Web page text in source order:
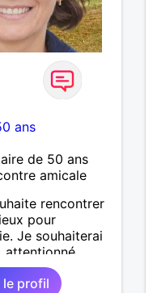
ans
de 50 ans
amicale
rencontrer
pour
Je souhaiterai
sens de la
moi.
le profil